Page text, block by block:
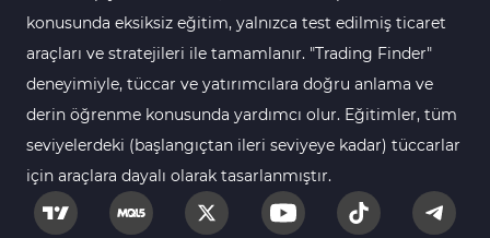
Göstergeleri
Intraday MT4 Göstergeleri 344
MetaTrader 4’te
DrawdownGöstergeleri
Binary Options MT4
Göstergeleri
Öncü MT4 Göstergeleri 75
konusunda eksiksiz eğitim, yalnızca test edilmiş ticaret
araçları ve stratejileri ile tamamlanır. "Trading Finder"
deneyimiyle, tüccar ve yatırımcılara doğru anlama ve
derin öğrenme konusunda yardımcı olur. Eğitimler, tüm
seviyelerdeki (başlangıçtan ileri seviyeye kadar) tüccarlar
için araçlara dayalı olarak tasarlanmıştır.